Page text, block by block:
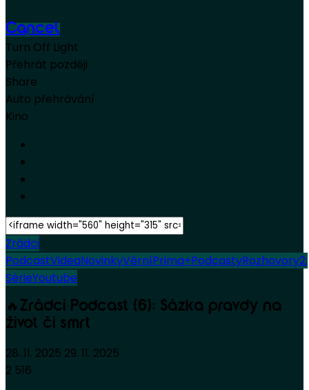
Cancel
Turn Off Light
Přehrát později
Share
Auto přehrávání
Kino
Zrádci
PodcastVideaNovinkyVěrníPrima+PodcastyRozhovory2.
SérieYoutube
🔥Zrádci Podcast (6): Sázka pravdy na
život či smrt
28. 11. 2025 29. 11. 2025
2 516